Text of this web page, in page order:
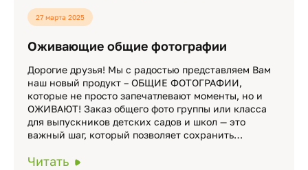
27 марта 2025
Оживающие общие фотографии
Дорогие друзья! Мы с радостью представляем Вам
наш новый продукт – ОБЩИЕ ФОТОГРАФИИ,
которые не просто запечатлевают моменты, но и
ОЖИВАЮТ! Заказ общего фото группы или класса
для выпускников детских садов и школ — это
важный шаг, который позволяет сохранить…
Читать